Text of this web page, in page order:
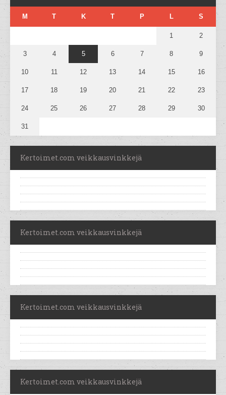
M T K T P L S
1 2
3 4 5 6 7 8 9
10 11 12 13 14 15 16
17 18 19 20 21 22 23
24 25 26 27 28 29 30
31
Kertoimet.com veikkausvinkkejä
Kertoimet.com veikkausvinkkejä
Kertoimet.com veikkausvinkkejä
Kertoimet.com veikkausvinkkejä